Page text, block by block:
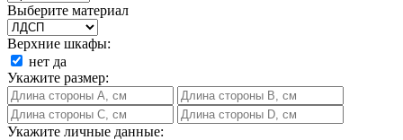
Выберите материал
Верхние шкафы:
нет да
Укажите размер:
Укажите личные данные: